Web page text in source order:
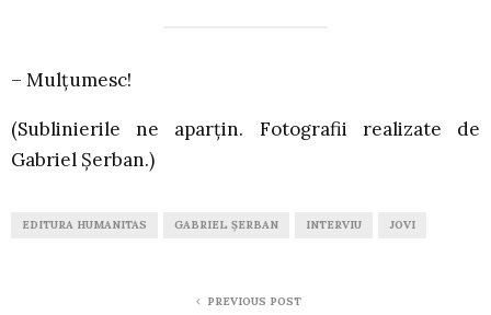
– Mulțumesc!
(Sublinierile ne aparțin. Fotografii realizate de
Gabriel Șerban.)
EDITURA HUMANITAS GABRIEL ȘERBAN INTERVIU JOVI
PREVIOUS POST